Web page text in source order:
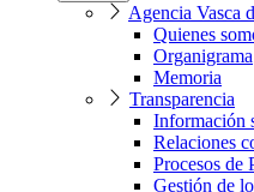
Agencia Vasca
Quienes
Organigrama
Memoria
Transparencia
Información
Relaciones
Procesos de
Gestión de